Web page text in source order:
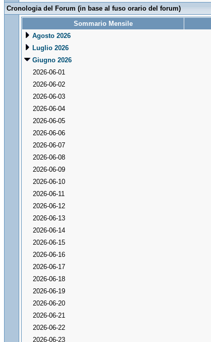
Cronologia del Forum (in base al fuso orario del forum)
Sommario Mensile
Agosto 2026
Luglio 2026
Giugno 2026
2026-06-01
2026-06-02
2026-06-03
2026-06-04
2026-06-05
2026-06-06
2026-06-07
2026-06-08
2026-06-09
2026-06-10
2026-06-11
2026-06-12
2026-06-13
2026-06-14
2026-06-15
2026-06-16
2026-06-17
2026-06-18
2026-06-19
2026-06-20
2026-06-21
2026-06-22
2026-06-23